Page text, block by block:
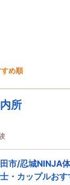
すめ順
所
田市/忍城NINJA
・カップルおす